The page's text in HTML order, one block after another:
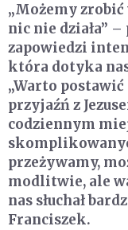
„Możemy
nic nie działa” –
zapowiedzi
która dotyka
„Warto
przyjaźń z
codziennym
przeżywamy,
modlitwie, ale
nas słuchał
Franciszek.